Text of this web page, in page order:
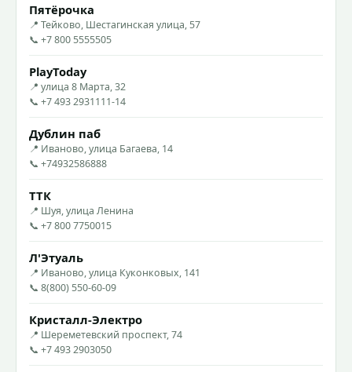
Пятёрочка
📍 Тейково, Шестагинская улица, 57
📞 +7 800 5555505
PlayToday
📍 улица 8 Марта, 32
📞 +7 493 2931111-14
Дублин паб
📍 Иваново, улица Багаева, 14
📞 +74932586888
ТТК
📍 Шуя, улица Ленина
📞 +7 800 7750015
Л'Этуаль
📍 Иваново, улица Куконковых, 141
📞 8(800) 550-60-09
Кристалл-Электро
📍 Шереметевский проспект, 74
📞 +7 493 2903050